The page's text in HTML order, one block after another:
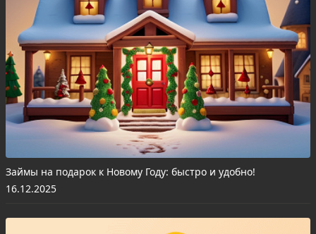
Займы на подарок к Новому Году: быстро и удобно!
16.12.2025